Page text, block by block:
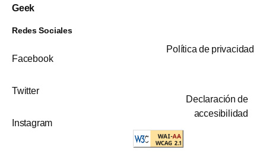
Geek
Redes Sociales
Facebook
Twitter
Instagram
Política de privacidad
Declaración de
accesibilidad